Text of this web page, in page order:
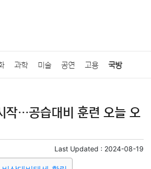
과학 미술 공연 고용 국방
일상 주식 암호화폐 블록체인
미용 증권 인테리어
작…공습대비 훈련 오늘 오
Last Updated : 2024-08-19